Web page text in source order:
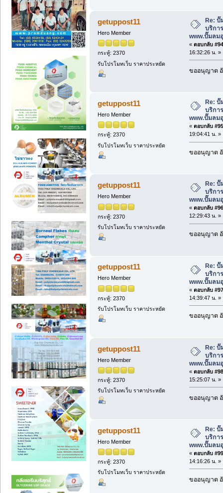
getuppost11
Hero Member
กระทู้: 2370
รับโปรโมทเว็บ ราคาประหยัด
Re:
บริกา
www.ปั๊มลม
« ตอบกลับ
16:32:26 น. »
ขออนุญาต
getuppost11
Hero Member
กระทู้: 2370
รับโปรโมทเว็บ ราคาประหยัด
Re:
บริกา
www.ปั๊มลม
« ตอบกลับ
19:04:41 น. »
ขออนุญาต
getuppost11
Hero Member
กระทู้: 2370
รับโปรโมทเว็บ ราคาประหยัด
Re:
บริกา
www.ปั๊มลม
« ตอบกลับ
12:29:43 น. »
ขออนุญาต
getuppost11
Hero Member
กระทู้: 2370
รับโปรโมทเว็บ ราคาประหยัด
Re: ปั๊
บริกา
www.ปั๊มลม
« ตอบกลับ
14:39:47 น. »
ขออนุญาต
getuppost11
Hero Member
กระทู้: 2370
รับโปรโมทเว็บ ราคาประหยัด
Re: ปั๊
บริกา
www.ปั๊มลม
« ตอบกลับ
15:25:07 น. »
ขออนุญาต
getuppost11
Hero Member
กระทู้: 2370
รับโปรโมทเว็บ ราคาประหยัด
Re: ปั๊
บริกา
www.ปั๊มลม
« ตอบกลับ
14:16:26 น. »
ขออนุญาต